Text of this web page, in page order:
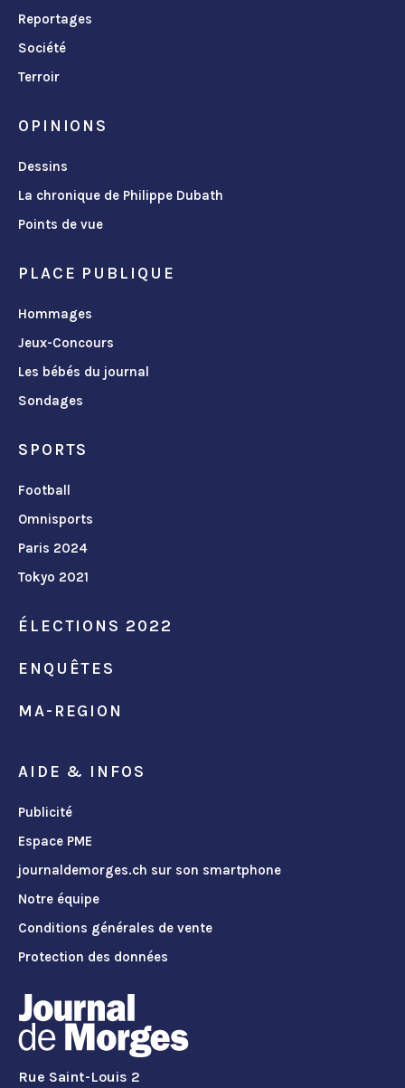
Reportages
Société
Terroir
OPINIONS
Dessins
La chronique de Philippe Dubath
Points de vue
PLACE PUBLIQUE
Hommages
Jeux-Concours
Les bébés du journal
Sondages
SPORTS
Football
Omnisports
Paris 2024
Tokyo 2021
ÉLECTIONS 2022
ENQUÊTES
MA-REGION
AIDE & INFOS
Publicité
Espace PME
journaldemorges.ch sur son smartphone
Notre équipe
Conditions générales de vente
Protection des données
Rue Saint-Louis 2